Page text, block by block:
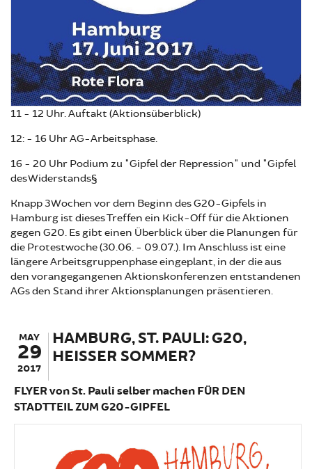
11 - 12 Uhr. Auftakt (Aktionsüberblick)
12: - 16 Uhr AG-Arbeitsphase.
16 - 20 Uhr Podium zu "Gipfel der Repression" und "Gipfel
des Widerstands§
Knapp 3 Wochen vor dem Beginn des G20-Gipfels in
Hamburg ist dieses Treffen ein Kick-Off für die Aktionen
gegen G20. Es gibt einen Überblick über die Planungen für
die Protestwoche (30.06. - 09.07.). Im Anschluss ist eine
längere Arbeitsgruppenphase eingeplant, in der die aus
den vorangegangenen Aktionskonferenzen entstandenen
AGs den Stand ihrer Aktionsplanungen präsentieren.
MAY
29
2017
HAMBURG, ST. PAULI: G20,
HEISSER SOMMER?
FLYER von St. Pauli selber machen FÜR DEN
STADTTEIL ZUM G20-GIPFEL